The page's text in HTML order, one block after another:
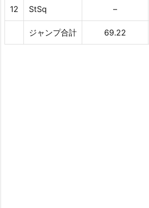
12 StSq –
ジャンプ合計 69.22